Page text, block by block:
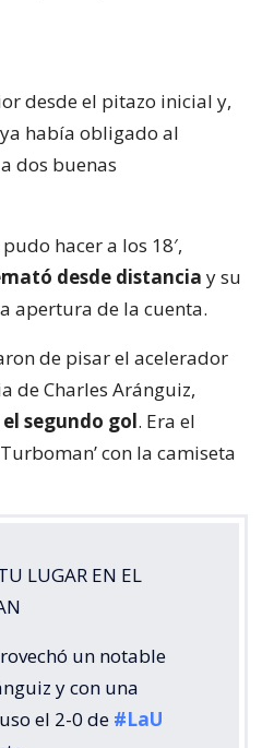
desde el pitazo inicial y,
había obligado al
dos buenas
hacer a los 18′,
desde distancia y su
apertura de la cuenta.
de pisar el acelerador
de Charles Aránguiz,
segundo gol. Era el
con la camiseta
LUGAR EN EL
un notable
y con una
el 2-0 de #LaU